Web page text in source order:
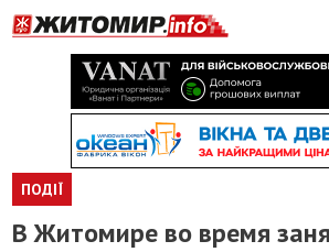
ПОДІЇ
В Житомире во время